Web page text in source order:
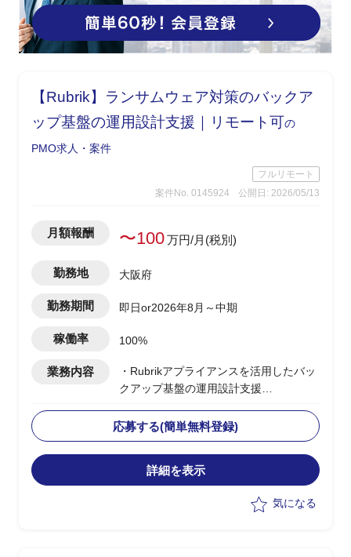
【Rubrik】ランサムウェア対策のバックア
ップ基盤の運用設計支援｜リモート可の
PMO求人・案件
フルリモート
案件No. 0145924
公開日: 2026/05/13
月額報酬 〜100万円/月(税別)
勤務地 大阪府
勤務期間 即日or2026年8月～中期
稼働率 100%
業務内容
・Rubrikアプライアンスを活用したバッ
クアップ基盤の運用設計支援
・バックアップ基盤の運用設計、運用フ
ロー策定
・ランサムウェア発災時の対応手順、イ
ンシデントレスポンス設計
応募する(簡単無料登録)
詳細を表示
気になる